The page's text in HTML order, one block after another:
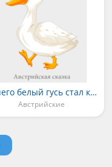
Отчего белый гусь стал крапчатым
Австрийские